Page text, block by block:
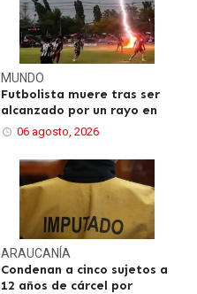
MUNDO
Futbolista muere tras ser
alcanzado por un rayo en
06 agosto, 2026
ARAUCANÍA
Condenan a cinco sujetos a
12 años de cárcel por